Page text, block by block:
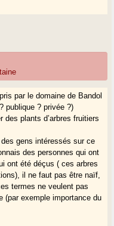
par le domaine de Bandol
publique ? privée ?)
plants d’arbres fruitiers
gens intéressés sur ce
des personnes qui ont
ont été déçus ( ces arbres
il ne faut pas être naïf,
termes ne veulent pas
(par exemple importance du